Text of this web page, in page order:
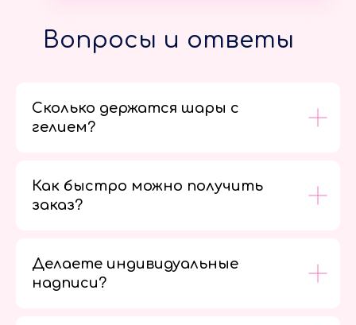
Вопросы и ответы
Сколько держатся шары с
гелием?
Как быстро можно получить
заказ?
Делаете индивидуальные
надписи?